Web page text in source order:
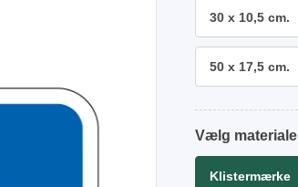
30 x 10,5 cm.
50 x 17,5 cm.
materiale
Klistermærke